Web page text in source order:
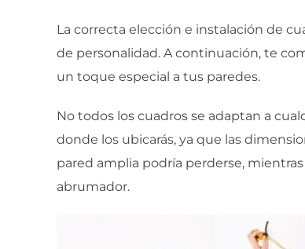
La correcta elección e instalación de
de personalidad. A continuación, te
un toque especial a tus paredes.
No todos los cuadros se adaptan a
donde los ubicarás, ya que las
pared amplia podría perderse,
abrumador.